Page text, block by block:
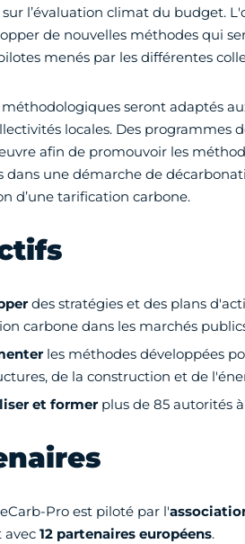
l’évaluation climat du budget.
de nouvelles méthodes qui
menés par les différentes
méthodologiques seront adaptés
locales. Des programmes
afin de promouvoir les
dans une démarche de
d’une tarification carbone.
des stratégies et des plans
carbone dans les marchés
les méthodes développées
de la construction et de
et formerplus de 85 autorités
Pro est piloté par l'
avec 12 partenaires européens.